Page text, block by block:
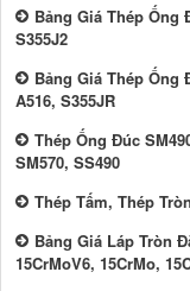
Bảng Giá Thép Ống
S355J2
Bảng Giá Thép Ống
A516, S355JR
Thép Ống Đúc
SM570, SS490
Thép Tấm, Thép
Bảng Giá Láp Tròn
15CrMoV6, 15CrMo,